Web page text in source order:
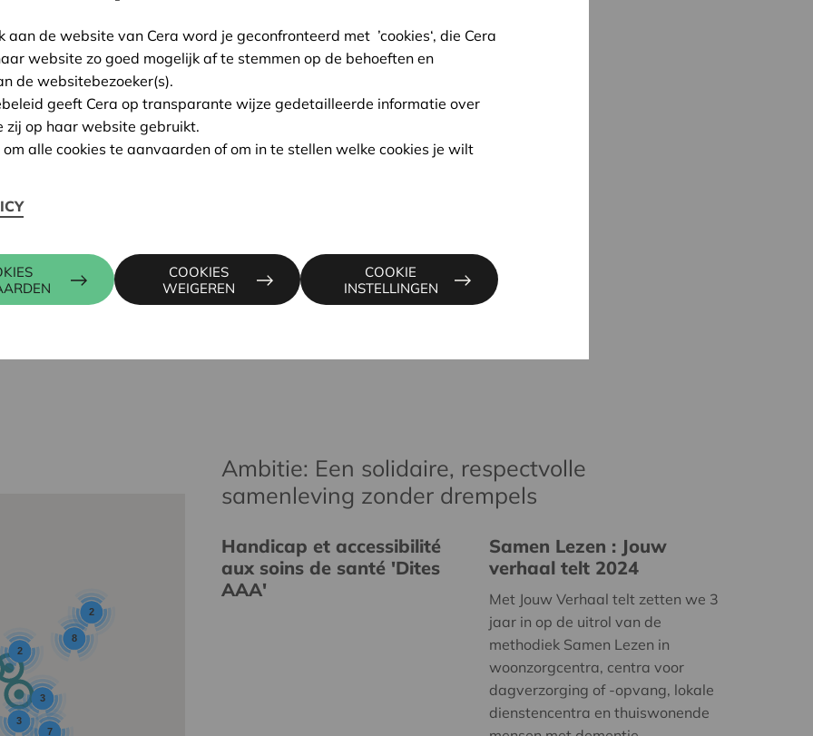
Goedgekeurd
Contactpersoon
kris.debruyne@cera.coop
8
3
7
2
3
2
Ambitie: Een solidaire, respectvolle
samenleving zonder drempels
Handicap et accessibilité
aux soins de santé 'Dites
AAA'
Samen Lezen : Jouw
verhaal telt 2024
Met Jouw Verhaal telt zetten we 3
jaar in op de uitrol van de
methodiek Samen Lezen in
woonzorgcentra, centra voor
dagverzorging of -opvang, lokale
dienstencentra en thuiswonende
aan de website van Cera word je geconfronteerd met ’cookies‘, die Cera
website zo goed mogelijk af te stemmen op de behoeften en
de websitebezoeker(s).
geeft Cera op transparante wijze gedetailleerde informatie over
zij op haar website gebruikt.
om alle cookies te aanvaarden of om in te stellen welke cookies je wilt
COOKIES
WEIGEREN
COOKIE
INSTELLINGEN